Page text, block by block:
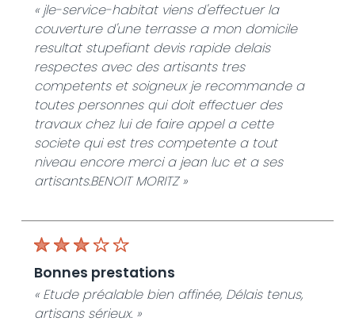
« jle-service-habitat viens d'effectuer la
couverture d'une terrasse a mon domicile
resultat stupefiant devis rapide delais
respectes avec des artisants tres
competents et soigneux je recommande a
toutes personnes qui doit effectuer des
travaux chez lui de faire appel a cette
societe qui est tres competente a tout
niveau encore merci a jean luc et a ses
artisants.BENOIT MORITZ »
bonnes prestations
« Etude préalable bien affinée, Délais tenus,
artisans sérieux. »